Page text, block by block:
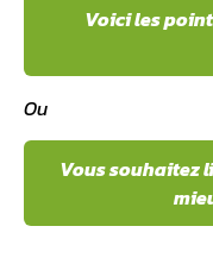
Voici les
Ou
Vous souhaitez